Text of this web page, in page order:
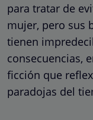
para tratar de
mujer, pero sus
tienen
consecuencias,
ficción que
paradojas del